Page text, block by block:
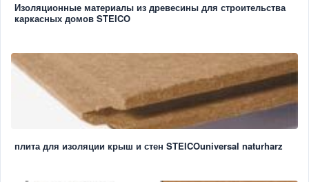
Изоляционные материалы из древесины для строительства
каркасных домов STEICO
плита для изоляции крыш и стен STEICOuniversal naturharz